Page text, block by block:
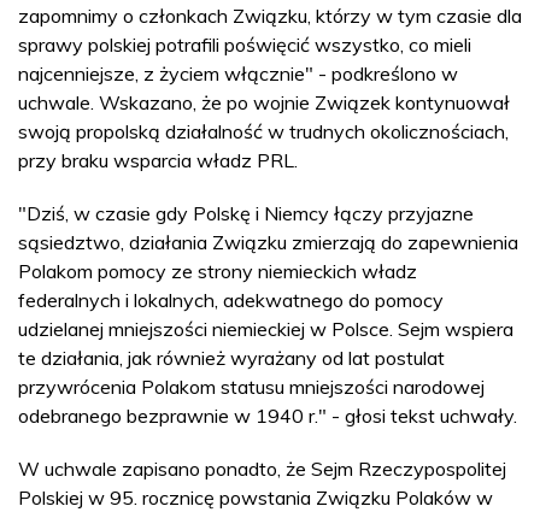
zapomnimy o członkach Związku, którzy w tym czasie dla
sprawy polskiej potrafili poświęcić wszystko, co mieli
najcenniejsze, z życiem włącznie" - podkreślono w
uchwale. Wskazano, że po wojnie Związek kontynuował
swoją propolską działalność w trudnych okolicznościach,
przy braku wsparcia władz PRL.
"Dziś, w czasie gdy Polskę i Niemcy łączy przyjazne
sąsiedztwo, działania Związku zmierzają do zapewnienia
Polakom pomocy ze strony niemieckich władz
federalnych i lokalnych, adekwatnego do pomocy
udzielanej mniejszości niemieckiej w Polsce. Sejm wspiera
te działania, jak również wyrażany od lat postulat
przywrócenia Polakom statusu mniejszości narodowej
odebranego bezprawnie w 1940 r." - głosi tekst uchwały.
W uchwale zapisano ponadto, że Sejm Rzeczypospolitej
Polskiej w 95. rocznicę powstania Związku Polaków w